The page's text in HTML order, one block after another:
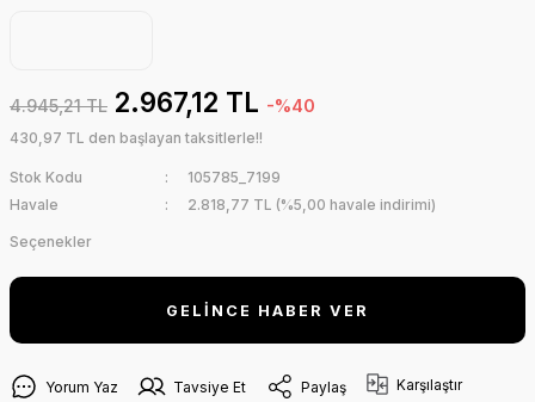
4.945,21 TL 2.967,12 TL -%40
430,97 TL den başlayan taksitlerle!!
Stok Kodu
105785_7199
Havale
2.818,77 TL (%5,00 havale indirimi)
Seçenekler
GELİNCE HABER VER
Yorum Yaz Tavsiye Et Paylaş Karşılaştır